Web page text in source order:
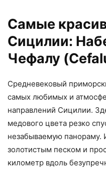
Самые
Сицилии:
Чефалу
Средневековый
самых любимых и
направлений Сицилии.
медового цвета резко
незабываемую
золотистым песком и
километр вдоль